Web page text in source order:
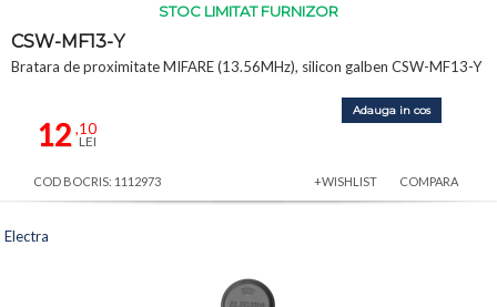
STOC LIMITAT FURNIZOR
CSW-MF13-Y
Bratara de proximitate MIFARE (13.56MHz), silicon galben CSW-MF13-Y
12,10
LEI
Adauga in cos
COD BOCRIS: 1112973 +WISHLIST COMPARA
Electra